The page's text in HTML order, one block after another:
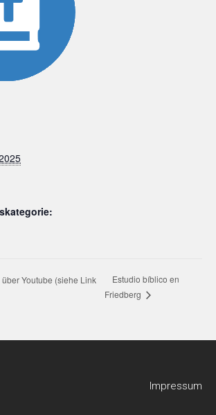
Youtube (siehe Link
Estudio bíblico en
Friedberg
Impressum